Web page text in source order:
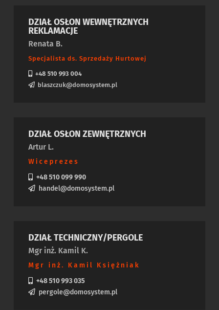
DZIAŁ OSŁON WEWNĘTRZNYCH
REKLAMACJE
Renata B.
Specjalista ds. Sprzedaży Hurtowej
+48 510 993 004
blaszczuk@domosystem.pl
DZIAŁ OSŁON ZEWNĘTRZNYCH
Artur L.
Wiceprezes
+48 510 099 990
handel@domosystem.pl
DZIAŁ TECHNICZNY/PERGOLE
Mgr inż. Kamil K.
Mgr inż. Kamil Księżniak
+48 510 993 035
pergole@domosystem.pl